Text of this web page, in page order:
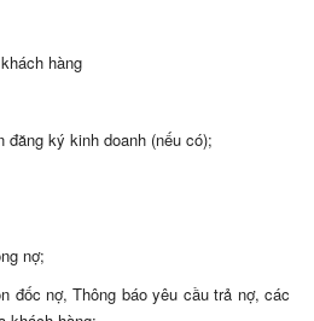
hàng
đăng ký kinh doanh (nếu có);
nợ;
đốc nợ, Thông báo yêu cầu trả nợ, các